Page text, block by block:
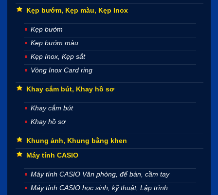
Kẹp bướm, Kẹp màu, Kẹp Inox
Kẹp bướm
Kẹp bướm màu
Kẹp Inox, Kẹp sắt
Vòng Inox Card ring
Khay cắm bút, Khay hồ sơ
Khay cắm bút
Khay hồ sơ
Khung ảnh, Khung bằng khen
Máy tính CASIO
Máy tính CASIO Văn phòng, để bàn, cầm tay
Máy tính CASIO học sinh, kỹ thuật, Lập trình